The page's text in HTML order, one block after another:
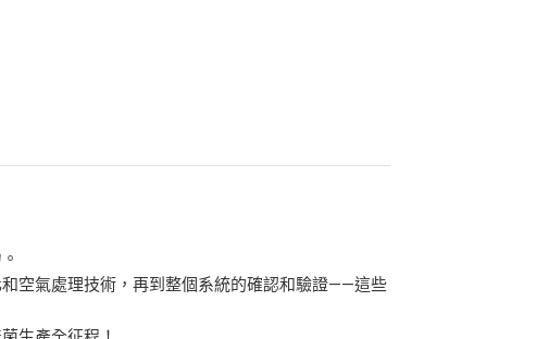
空氣處理技術，再到整個系統的確認和驗證——這些